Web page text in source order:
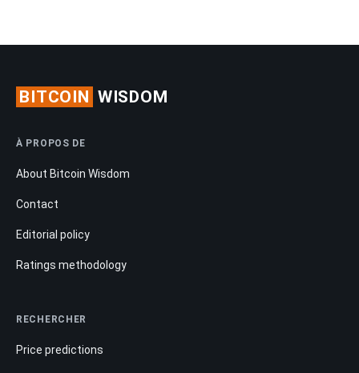
BITCOIN WISDOM
À PROPOS DE
About Bitcoin Wisdom
Contact
Editorial policy
Ratings methodology
RECHERCHER
Price predictions